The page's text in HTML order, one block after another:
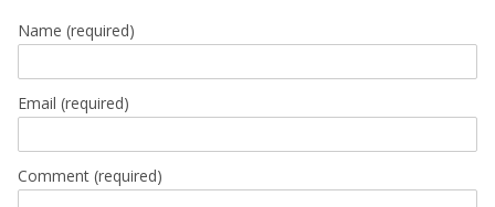
Name (required)
Email (required)
Comment (required)